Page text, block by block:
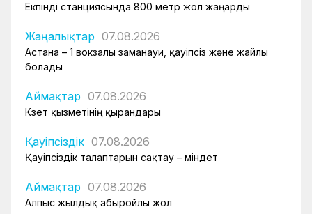
Екпінді станциясында 800 метр жол жаңарды
Жаңалықтар 07.08.2026
Астана – 1 вокзалы заманауи, қауіпсіз және жайлы
болады
Аймақтар 07.08.2026
Күзет қызметінің қырандары
Қауіпсіздік 07.08.2026
Қауіпсіздік талаптарын сақтау – міндет
Аймақтар 07.08.2026
Алпыс жылдық абыройлы жол